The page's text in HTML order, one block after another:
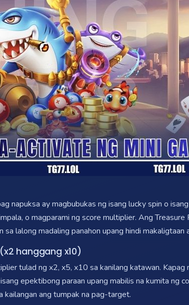
napuksa ay magbubukas ng isang lucky spin o
o magparami ng score multiplier. Ang
lalong madaling panahon upang hindi makaligtaan
hanggang x10)
tulad ng x2, x5, x10 sa kanilang katawan.
epektibong paraan upang mabilis na kumita ng
ang tumpak na pag-target.